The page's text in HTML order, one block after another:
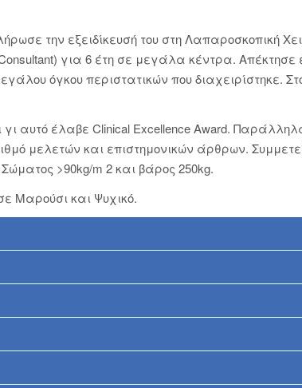
την εξειδίκευσή του στη Λαπαροσκοπική
για 6 έτη σε μεγάλα κέντρα. Απέκτησε
όγκου περιστατικών που διαχειρίστηκε.
αυτό έλαβε Clinical Excellence Award.
μελετών και επιστημονικών άρθρων.
>90kg/m 2 και βάρος 250kg.
Μαρούσι και Ψυχικό.